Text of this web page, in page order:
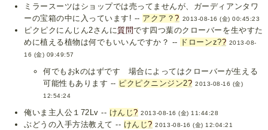
ミラースーツはショップでは売ってませんが、ガーディアンタワ
ーの宝箱の中に入っています! -- アクア？? 2013-08-16 (金) 00:45:23
ピクピクにんじん2さんに質問です四つ葉のクローバーを生やすた
めに植える植物は何でもいいんですか？ -- ドローンz?? 2013-08-
16 (金) 09:49:57
何でもおkのはずです 場合によってはクローバーが生える
可能性もあります -- ピクピクニンジン2? 2013-08-16 (金)
12:54:24
俺いま主人公１72Lv -- けんじ? 2013-08-16 (金) 11:44:28
ぶどうの入手方法教えて -- けんじ? 2013-08-16 (金) 12:04:21